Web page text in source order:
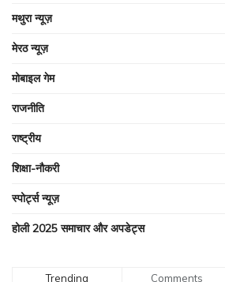
मथुरा न्यूज़
मेरठ न्यूज़
मोबाइल गेम
राजनीति
राष्ट्रीय
शिक्षा-नौकरी
स्पोर्ट्स न्यूज़
होली 2025 समाचार और अपडेट्स
Trending Comments